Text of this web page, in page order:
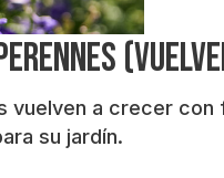
vuelven a crecer
su jardín.